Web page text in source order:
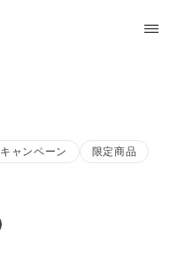
キャンペーン
限定商品